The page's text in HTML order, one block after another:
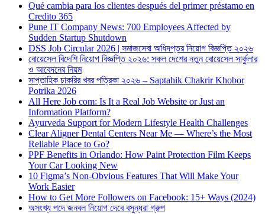
Qué cambia para los clientes después del primer préstamo en
Credito 365
Pune IT Company News: 700 Employees Affected by
Sudden Startup Shutdown
DSS Job Circular 2026 | সমাজসেবা অধিদপ্তর নিয়োগ বিজ্ঞপ্তি ২০২৬
বোয়েসেল বিদেশি নিয়োগ বিজ্ঞপ্তি ২০২৬: সকল দেশের নতুন বোয়েসেল সার্কুলার
ও আবেদনের নিয়ম
সাপ্তাহিক চাকরির খবর পত্রিকা ২০২৬ – Saptahik Chakrir Khobor
Potrika 2026
All Here Job com: Is It a Real Job Website or Just an
Information Platform?
Ayurveda Support for Modern Lifestyle Health Challenges
Clear Aligner Dental Centers Near Me — Where’s the Most
Reliable Place to Go?
PPF Benefits in Orlando: How Paint Protection Film Keeps
Your Car Looking New
10 Figma’s Non-Obvious Features That Will Make Your
Work Easier
How to Get More Followers on Facebook: 15+ Ways (2024)
অসংখ্য পদে জনবল নিয়োগ দেবে বসুন্ধরা গ্রুপ